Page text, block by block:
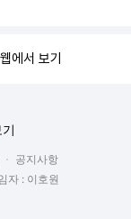
에서 보기
공지사항
자 : 이호원